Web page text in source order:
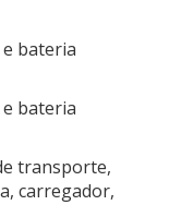
e bateria
e bateria
transporte,
carregador,